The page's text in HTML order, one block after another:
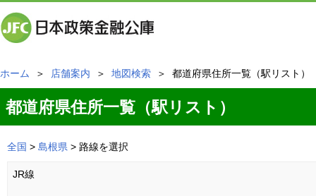
ホーム ＞ 店舗案内 ＞ 地図検索 ＞ 都道府県住所一覧（駅リスト）
都道府県住所一覧（駅リスト）
全国 > 島根県 > 路線を選択
JR線